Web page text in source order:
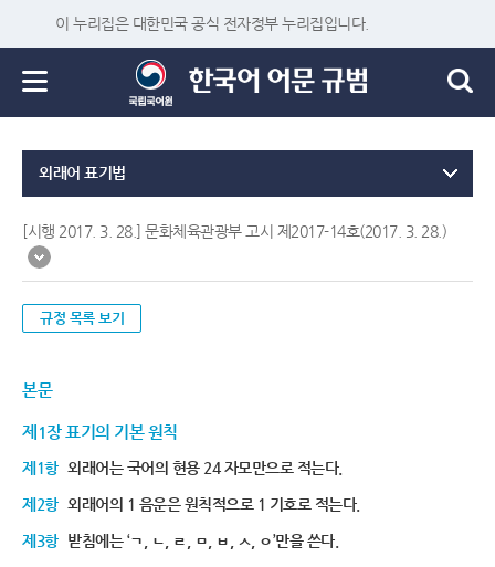
이 누리집은 대한민국 공식 전자정부 누리집입니다.
외래어 표기법
[시행 2017. 3. 28.] 문화체육관광부 고시 제2017-14호(2017. 3. 28.)
규정 목록 보기
본문
제1장 표기의 기본 원칙
제1항 외래어는 국어의 현용 24 자모만으로 적는다.
제2항 외래어의 1 음운은 원칙적으로 1 기호로 적는다.
제3항 받침에는 ‘ㄱ, ㄴ, ㄹ, ㅁ, ㅂ, ㅅ, ㅇ’만을 쓴다.